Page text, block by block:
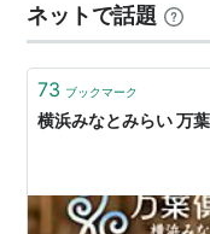
力は、ただ温泉の効
ネットで話題
73 ブックマーク
横浜みなとみらい 万